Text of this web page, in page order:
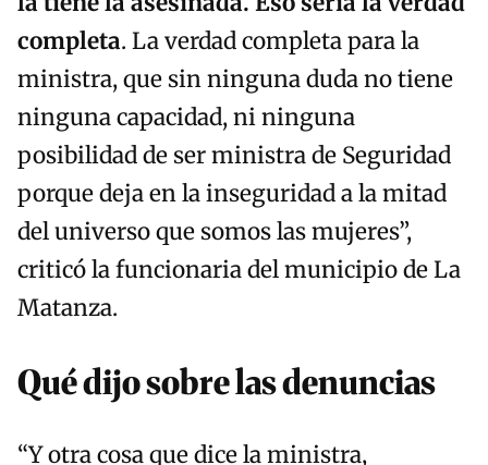
completa. La verdad completa para la
ministra, que sin ninguna duda no tiene
ninguna capacidad, ni ninguna
posibilidad de ser ministra de Seguridad
porque deja en la inseguridad a la mitad
del universo que somos las mujeres”,
criticó la funcionaria del municipio de La
Matanza.
Qué dijo sobre las denuncias
“Y otra cosa que dice la ministra,